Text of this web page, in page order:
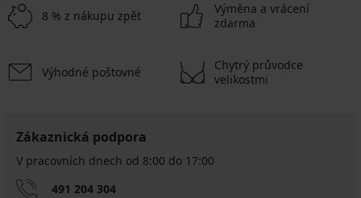
8 % z nákupu zpět
Výměna a vrácení
zdarma
Výhodné poštovné
Chytrý průvodce
velikostmi
Zákaznická podpora
V pracovních dnech od 8:00 do 17:00
491 204 304